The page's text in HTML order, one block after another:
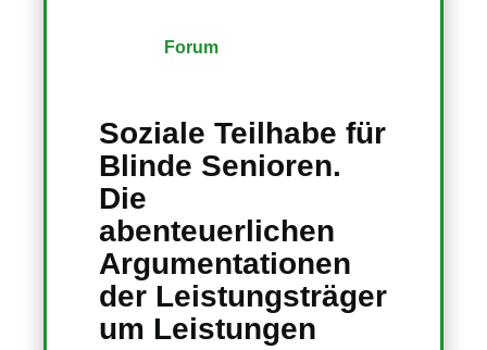
Forum
Soziale Teilhabe für
Blinde Senioren.
Die
abenteuerlichen
Argumentationen
der Leistungsträger
um Leistungen